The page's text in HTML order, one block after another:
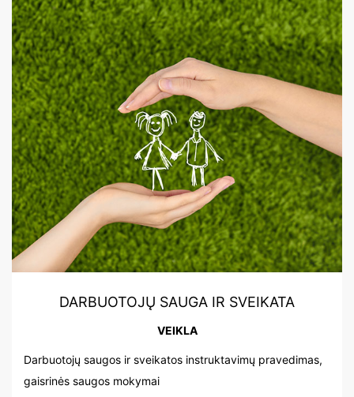
DARBUOTOJŲ SAUGA IR SVEIKATA
VEIKLA
Darbuotojų saugos ir sveikatos instruktavimų pravedimas,
gaisrinės saugos mokymai